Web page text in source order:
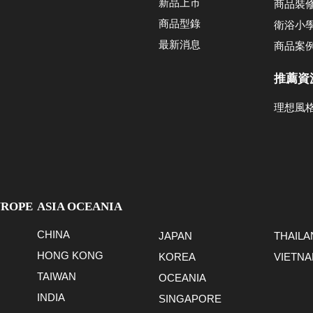
新品上市
商品型錄
最新消息
商品裝
衛浴小
商品案
推薦資
理想風
ASIA OCEANIA
CHINA
HONG KONG
TAIWAN
INDIA
JAPAN
KOREA
OCEANIA
SINGAPORE